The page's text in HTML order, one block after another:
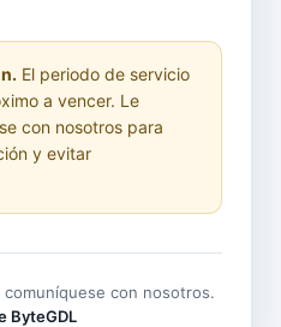
El periodo de servicio
a vencer. Le
con nosotros para
y evitar
comuníquese con nosotros.
ByteGDL